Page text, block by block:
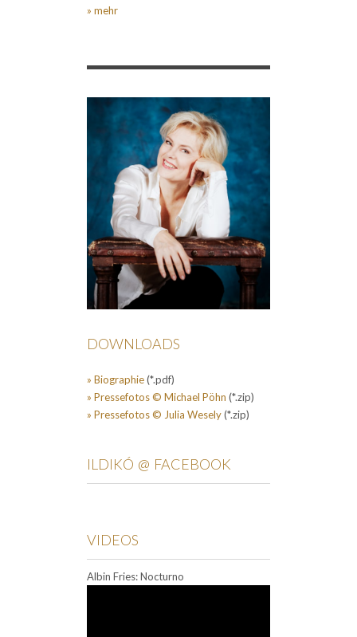
» mehr
DOWNLOADS
» Biographie(*.pdf)
» Pressefotos © Michael Pöhn (*.zip)
» Pressefotos © Julia Wesely(*.zip)
ILDIKÓ @ FACEBOOK
VIDEOS
Albin Fries: Nocturno